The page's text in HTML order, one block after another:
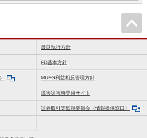
最良執行方針
FD基本方針
MUFG利益相反管理方針
障害災害時専用サイト
証券取引等監視委員会〈情報提供窓口〉